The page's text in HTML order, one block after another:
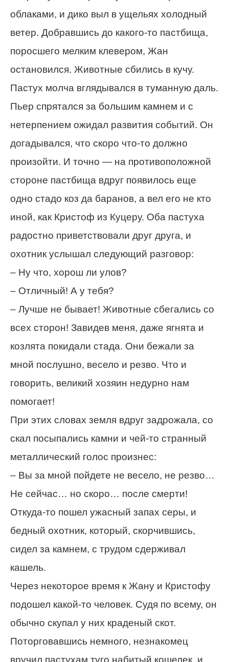
облаками, и дико выл в ущельях холодный
ветер. Добравшись до какого-то пастбища,
поросшего мелким клевером, Жан
остановился. Животные сбились в кучу.
Пастух молча вглядывался в туманную даль.
Пьер спрятался за большим камнем и с
нетерпением ожидал развития событий. Он
догадывался, что скоро что-то должно
произойти. И точно — на противоположной
стороне пастбища вдруг появилось еще
одно стадо коз да баранов, а вел его не кто
иной, как Кристоф из Куцеру. Оба пастуха
радостно приветствовали друг друга, и
охотник услышал следующий разговор:
– Ну что, хорош ли улов?
– Отличный! А у тебя?
– Лучше не бывает! Животные сбегались со
всех сторон! Завидев меня, даже ягнята и
козлята покидали стада. Они бежали за
мной послушно, весело и резво. Что и
говорить, великий хозяин недурно нам
помогает!
При этих словах земля вдруг задрожала, со
скал посыпались камни и чей-то странный
металлический голос произнес:
– Вы за мной пойдете не весело, не резво…
Не сейчас… но скоро… после смерти!
Откуда-то пошел ужасный запах серы, и
бедный охотник, который, скорчившись,
сидел за камнем, с трудом сдерживал
кашель.
Через некоторое время к Жану и Кристофу
подошел какой-то человек. Судя по всему, он
обычно скупал у них краденый скот.
Поторговавшись немного, незнакомец
вручил пастухам туго набитый кошелек, и